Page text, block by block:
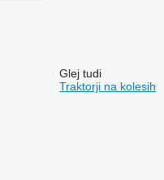
Glej tudi
Traktorji na kolesih